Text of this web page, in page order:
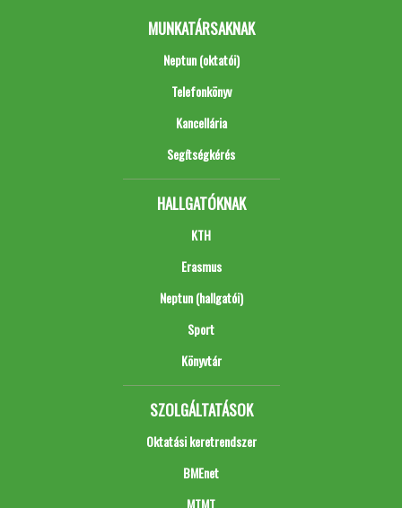
MUNKATÁRSAKNAK
Neptun (oktatói)
Telefonkönyv
Kancellária
Segítségkérés
HALLGATÓKNAK
KTH
Erasmus
Neptun (hallgatói)
Sport
Könyvtár
SZOLGÁLTATÁSOK
Oktatási keretrendszer
BMEnet
MTMT